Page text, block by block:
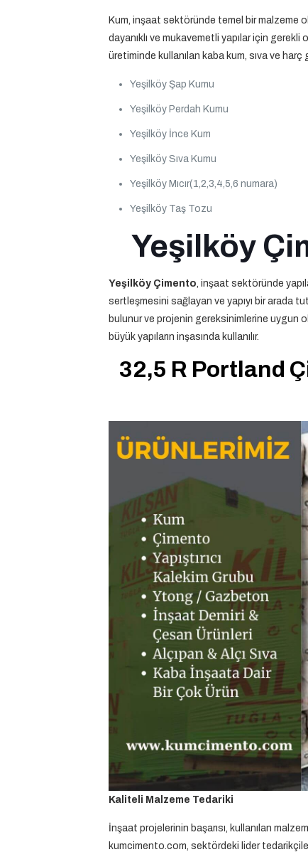
Kum, inşaat sektöründe temel bir malzeme
dayanıklı ve mukavemetli yapılar için
üretiminde kullanılan kaba kum, sıva ve
Yeşilköy Şap Kumu
Yeşilköy Perdah Kumu
Yeşilköy İnce Kum
Yeşilköy Sıva Kumu
Yeşilköy Mıcır(1,2,3,4,5,6 numara)
Yeşilköy Taş Tozu
Yeşilköy
Yeşilköy Çimento, inşaat sektöründe
sertleşmesini sağlayan ve yapıyı bir arada
bulunur ve projenin gereksinimlerine uygun
büyük yapıların inşasında kullanılır.
32,5 R Portland
Kaliteli Malzeme Tedariki
İnşaat projelerinin başarısı, kullanılan
kumcimento.com, sektördeki lider